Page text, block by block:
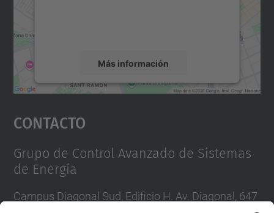
Más información
Aceptar
powered by
Contacto
Grupo de Control Avanzado de Sistemas
de Energía
Campus Diagonal Sud, Edificio H. Av. Diagonal, 647